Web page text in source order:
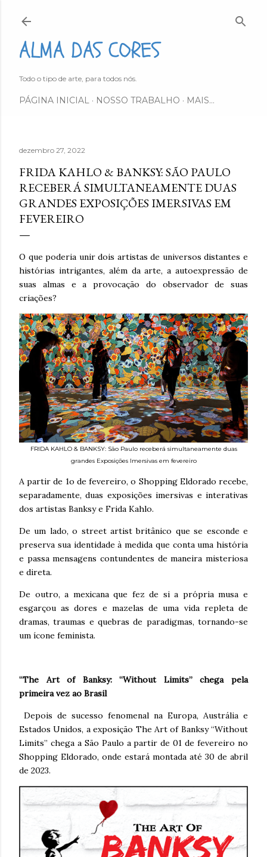
ALMA DAS CORES
Todo o tipo de arte, para todos nós.
PÁGINA INICIAL NOSSO TRABALHO MAIS…
dezembro 27, 2022
FRIDA KAHLO & BANKSY: SÃO PAULO
RECEBERÁ SIMULTANEAMENTE DUAS
GRANDES EXPOSIÇÕES IMERSIVAS EM
FEVEREIRO
O que poderia unir dois artistas de universos distantes e
histórias intrigantes, além da arte, a autoexpressão de
suas almas e a provocação do observador de suas
criações?
FRIDA KAHLO & BANKSY: São Paulo receberá simultaneamente duas
grandes Exposições Imersivas em fevereiro
A partir de 1o de fevereiro, o Shopping Eldorado recebe,
separadamente, duas exposições imersivas e interativas
dos artistas Banksy e Frida Kahlo.
De um lado, o street artist britânico que se esconde e
preserva sua identidade à medida que conta uma história
e passa mensagens contundentes de maneira misteriosa
e direta.
De outro, a mexicana que fez de si a própria musa e
esgarçou as dores e mazelas de uma vida repleta de
dramas, traumas e quebras de paradigmas, tornando-se
um ícone feminista.
“The Art of Banksy: “Without Limits” chega pela
primeira vez ao Brasil
Depois de sucesso fenomenal na Europa, Austrália e
Estados Unidos, a exposição The Art of Banksy “Without
Limits” chega a São Paulo a partir de 01 de fevereiro no
Shopping Eldorado, onde estará montada até 30 de abril
de 2023.